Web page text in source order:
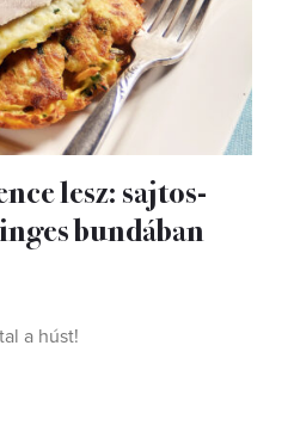
lesz: sajtos-
bundában
a húst!